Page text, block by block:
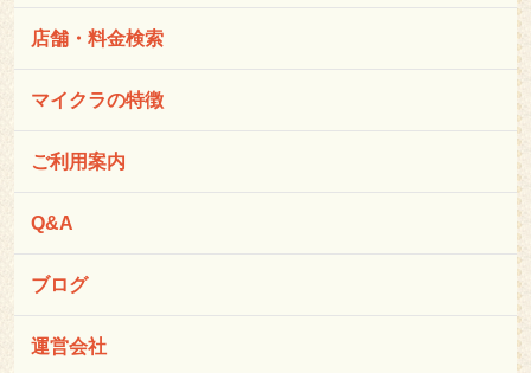
店舗・料金検索
マイクラの特徴
ご利用案内
Q&A
ブログ
運営会社